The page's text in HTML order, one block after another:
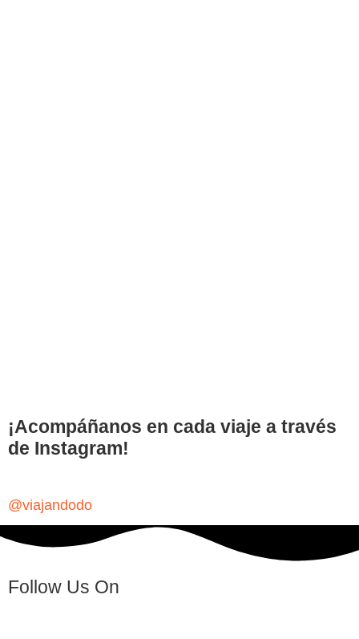
¡Acompáñanos en cada viaje a través
de Instagram!
@viajandodo
Follow Us On